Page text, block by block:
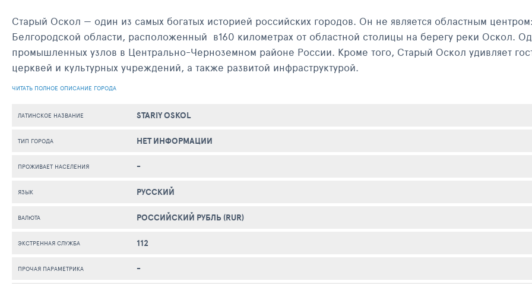
Старый Оскол — один из самых богатых историей российских городов. Он не является областным
Белгородской области, расположенный в160 километрах от областной столицы на берегу реки Оскол.
промышленных узлов в Центрально-Черноземном районе России. Кроме того, Старый Оскол удивляет
церквей и культурных учреждений, а также развитой инфраструктурой.
ЧИТАТЬ ПОЛНОЕ ОПИСАНИЕ ГОРОДА
ЛАТИНСКОЕ НАЗВАНИЕ STARIY OSKOL
ТИП ГОРОДА НЕТ ИНФОРМАЦИИ
ПРОЖИВАЕТ НАСЕЛЕНИЯ -
ЯЗЫК РУССКИЙ
ВАЛЮТА РОССИЙСКИЙ РУБЛЬ (RUR)
ЭКСТРЕННАЯ СЛУЖБА 112
ПРОЧАЯ ПАРАМЕТРИКА -